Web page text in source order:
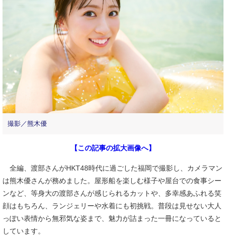
撮影／熊木優
【この記事の拡大画像へ】
全編、渡部さんがHKT48時代に過ごした福岡で撮影し、カメラマン
は熊木優さんが務めました。屋形船を楽しむ様子や屋台での食事シー
ンなど、等身大の渡部さんが感じられるカットや、多幸感あふれる笑
顔はもちろん、ランジェリーや水着にも初挑戦。普段は見せない大人
っぽい表情から無邪気な姿まで、魅力が詰まった一冊になっていると
しています。